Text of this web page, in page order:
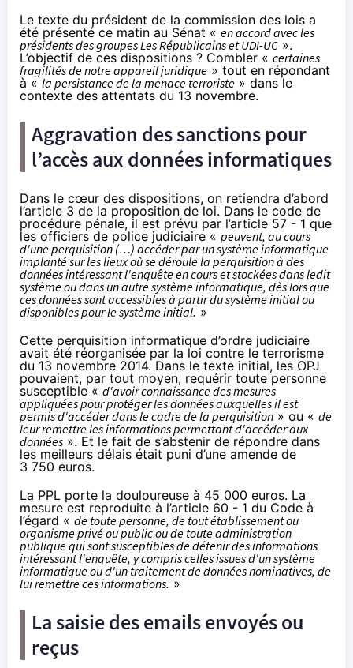
Le texte du président de la commission des lois a
été présenté ce matin au Sénat « en accord avec les
présidents des groupes Les Républicains et UDI-UC ».
L’objectif de ces dispositions ? Combler « certaines
fragilités de notre appareil juridique » tout en répondant
à « la persistance de la menace terroriste » dans le
contexte des attentats du 13 novembre.
Aggravation des sanctions pour
l’accès aux données informatiques
Dans le cœur des dispositions, on retiendra d’abord
l’article 3 de la proposition de loi. Dans le code de
procédure pénale, il est prévu par l’article 57 - 1 que
les officiers de police judiciaire « peuvent, au cours
d'une perquisition (…) accéder par un système informatique
implanté sur les lieux où se déroule la perquisition à des
données intéressant l'enquête en cours et stockées dans ledit
système ou dans un autre système informatique, dès lors que
ces données sont accessibles à partir du système initial ou
disponibles pour le système initial. »
Cette perquisition informatique d’ordre judiciaire
avait été réorganisée par la loi contre le terrorisme
du 13 novembre 2014. Dans le texte initial, les OPJ
pouvaient, par tout moyen, requérir toute personne
susceptible « d'avoir connaissance des mesures
appliquées pour protéger les données auxquelles il est
permis d'accéder dans le cadre de la perquisition » ou « de
leur remettre les informations permettant d'accéder aux
données ». Et le fait de s’abstenir de répondre dans
les meilleurs délais était puni d’une amende de
3 750 euros.
La PPL porte la douloureuse à 45 000 euros. La
mesure est reproduite à l’article 60 - 1 du Code à
l’égard « de toute personne, de tout établissement ou
organisme privé ou public ou de toute administration
publique qui sont susceptibles de détenir des informations
intéressant l'enquête, y compris celles issues d'un système
informatique ou d'un traitement de données nominatives, de
lui remettre ces informations. »
La saisie des emails envoyés ou
reçus